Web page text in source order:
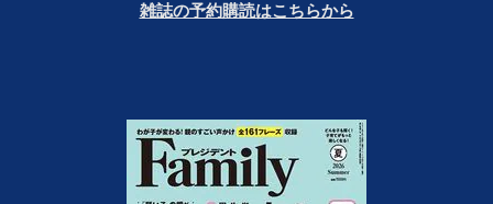
雑誌の予約購読はこちらから